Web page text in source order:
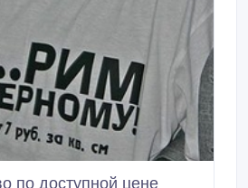
по доступной цене